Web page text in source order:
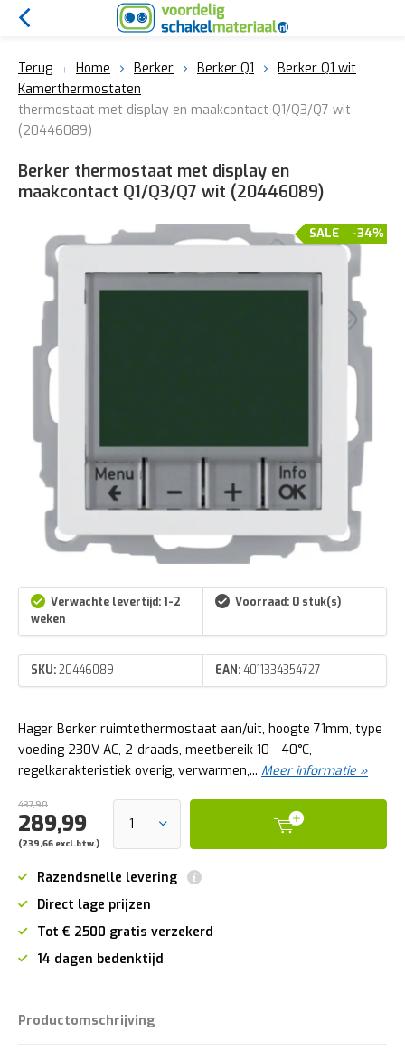
Terug Home Berker Berker Q1
Berker Q1 wit
Kamerthermostaten
thermostaat met display en maakcontact Q1/Q3/Q7 wit
(20446089)
Berker thermostaat met display en
maakcontact Q1/Q3/Q7 wit (20446089)
-34%
SALE
Verwachte levertijd: 1-2
weken
Voorraad: 0 stuk(s)
SKU:20446089 EAN:4011334354727
Hager Berker ruimtethermostaat aan/uit, hoogte 71mm, type
voeding 230V AC, 2-draads, meetbereik 10 - 40°C,
regelkarakteristiek overig, verwarmen,... Meer informatie »
437,90
289,99
(239,66 excl.btw.)
Razendsnelle levering
Direct lage prijzen
Tot € 2500 gratis verzekerd
14 dagen bedenktijd
Productomschrijving